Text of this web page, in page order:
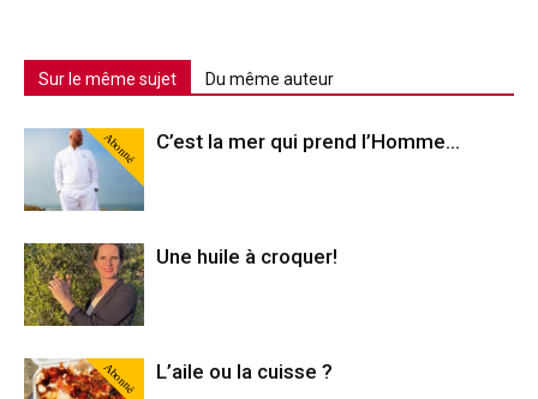
Sur le même sujet Du même auteur
Abonné C’est la mer qui prend l’Homme…
Une huile à croquer!
Abonné L’aile ou la cuisse ?